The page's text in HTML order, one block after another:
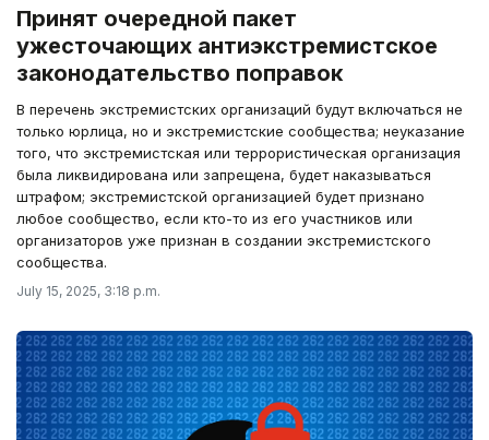
Принят очередной пакет
ужесточающих антиэкстремистское
законодательство поправок
В перечень экстремистских организаций будут включаться не
только юрлица, но и экстремистские сообщества; неуказание
того, что экстремистская или террористическая организация
была ликвидирована или запрещена, будет наказываться
штрафом; экстремистской организацией будет признано
любое сообщество, если кто-то из его участников или
организаторов уже признан в создании экстремистского
сообщества.
July 15, 2025, 3:18 p.m.